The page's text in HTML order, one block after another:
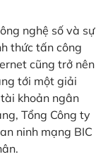
nghệ số và sự
thức tấn công
cũng trở nên
tới một giải
khoản ngân
Tổng Công ty
ninh mạng BIC